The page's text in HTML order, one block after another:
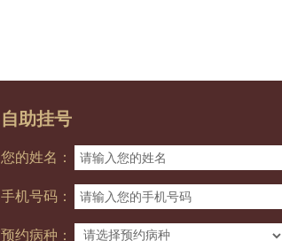
自助挂号
您的姓名：
手机号码：
预约病种：